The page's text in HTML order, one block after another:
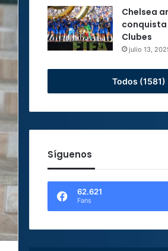
Chelsea
conquista
Clubes
julio 13,
Todos (1581)
Síguenos
62.621
Fans